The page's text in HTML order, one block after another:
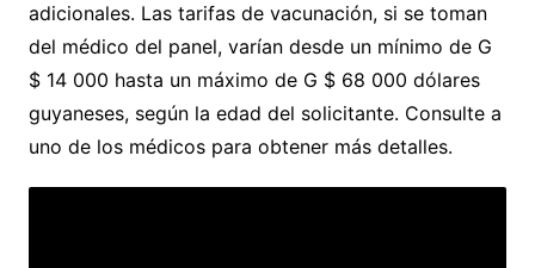
adicionales. Las tarifas de vacunación, si se toman
del médico del panel, varían desde un mínimo de G
$ 14 000 hasta un máximo de G $ 68 000 dólares
guyaneses, según la edad del solicitante. Consulte a
uno de los médicos para obtener más detalles.